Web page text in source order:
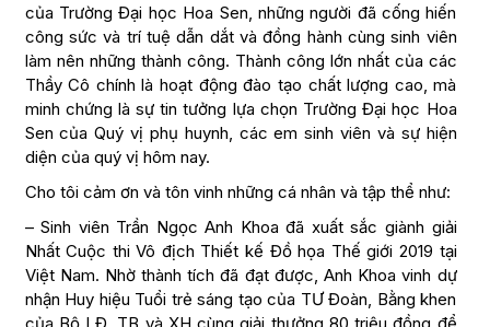
của Trường Đại học Hoa Sen, những người đã cống hiến
công sức và trí tuệ dẫn dắt và đồng hành cùng sinh viên
làm nên những thành công. Thành công lớn nhất của các
Thầy Cô chính là hoạt động đào tạo chất lượng cao, mà
minh chứng là sự tin tưởng lựa chọn Trường Đại học Hoa
Sen của Quý vị phụ huynh, các em sinh viên và sự hiện
diện của quý vị hôm nay.
Cho tôi cảm ơn và tôn vinh những cá nhân và tập thể như:
– Sinh viên Trần Ngọc Anh Khoa đã xuất sắc giành giải
Nhất Cuộc thi Vô địch Thiết kế Đồ họa Thế giới 2019 tại
Việt Nam. Nhờ thành tích đã đạt được, Anh Khoa vinh dự
nhận Huy hiệu Tuổi trẻ sáng tạo của TƯ Đoàn, Bằng khen